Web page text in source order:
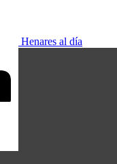
Henares al día